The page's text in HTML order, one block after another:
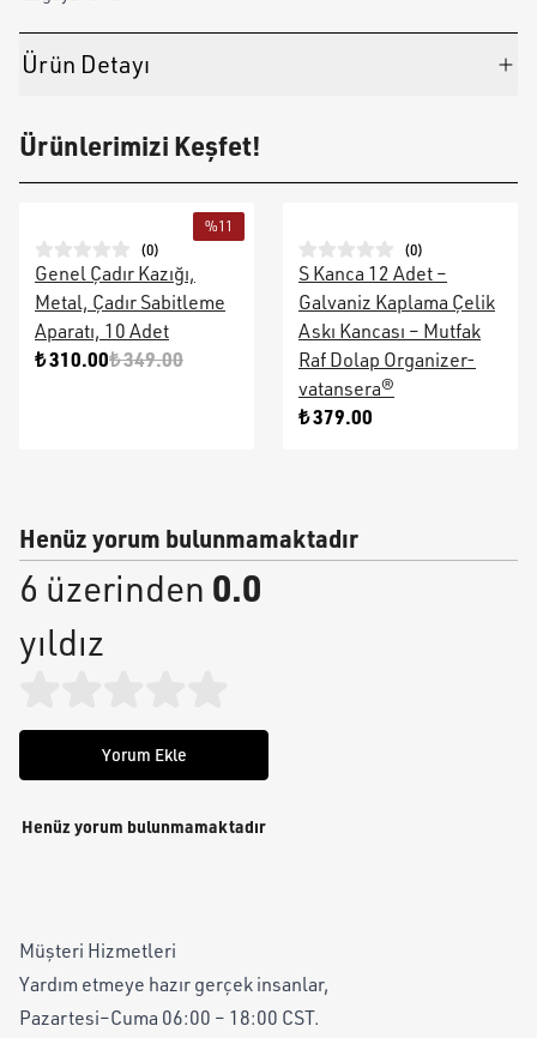
Ürün Detayı
Ürünlerimizi Keşfet!
%11
(0)
Genel Çadır Kazığı,
Metal, Çadır Sabitleme
Aparatı, 10 Adet
₺ 310.00₺ 349.00
(0)
S Kanca 12 Adet –
Galvaniz Kaplama Çelik
Askı Kancası – Mutfak
Raf Dolap Organizer-
vatansera®
₺ 379.00
Henüz yorum bulunmamaktadır
6 üzerinden 0.0
yıldız
Yorum Ekle
Henüz yorum bulunmamaktadır
Müşteri Hizmetleri
Yardım etmeye hazır gerçek insanlar,
Pazartesi–Cuma 06:00 – 18:00 CST.